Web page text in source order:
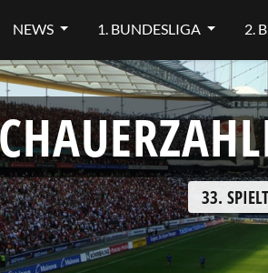
NEWS 1. BUNDESLIGA 2.
33.